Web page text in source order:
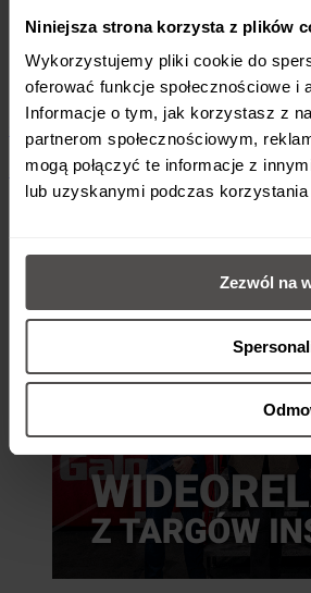
Niniejsza strona korzysta z plików
Wykorzystujemy pliki cookie do
oferować funkcje społecznościowe
Informacje o tym, jak korzystasz z
partnerom społecznościowym,
mogą połączyć te informacje z
lub uzyskanymi podczas korzystania
Zezwól na
Galmet rozszerza ofertę usług
5 maja 2026•Nowości •2 min